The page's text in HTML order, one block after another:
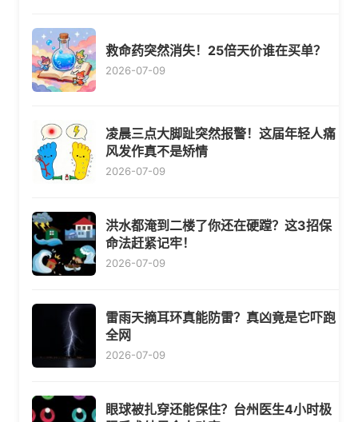
救命药突然消失！25倍天价谁在买单？
2026-07-09
凌晨三点大脚趾突然报警！这届年轻人痛
风发作真不是矫情
2026-07-09
洪水都淹到二楼了你还在硬蹚？这3招保
命法赶紧记牢！
2026-07-09
雷雨天摘耳环真能防雷？真凶竟是它吓跑
全网
2026-07-09
眼球被扎穿还能保住？台州医生4小时极